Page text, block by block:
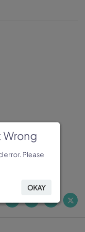
発へ
error. Please
OKAY
error. Please
OKAY
error. Please
OKAY
error. Please
OKAY
error. Please
OKAY